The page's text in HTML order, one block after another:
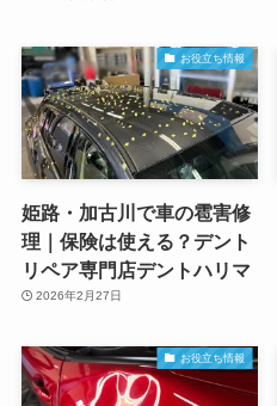
お役立ち情報
姫路・加古川で車の雹害修
理｜保険は使える？デント
リペア専門店デントハリマ
2026年2月27日
お役立ち情報